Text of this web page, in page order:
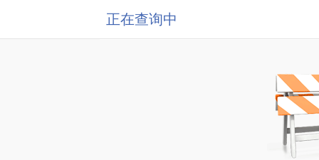
正在查询中